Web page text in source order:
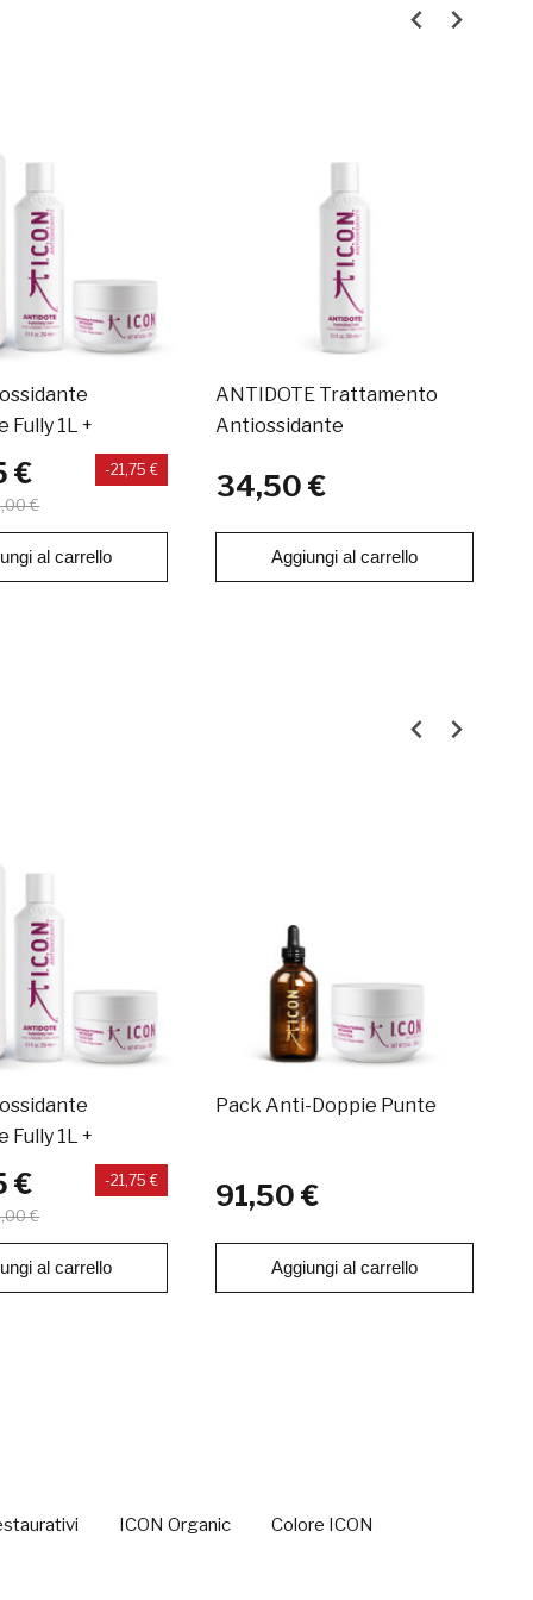
Fully 1L +
€
€
-21,75 €
al carrello
ANTIDOTE Trattamento
Antiossidante
34,50 €
Aggiungi al carrello
Fully 1L +
€
€
-21,75 €
al carrello
Pack Anti-Doppie Punte
91,50 €
Aggiungi al carrello
ICON Organic Colore ICON